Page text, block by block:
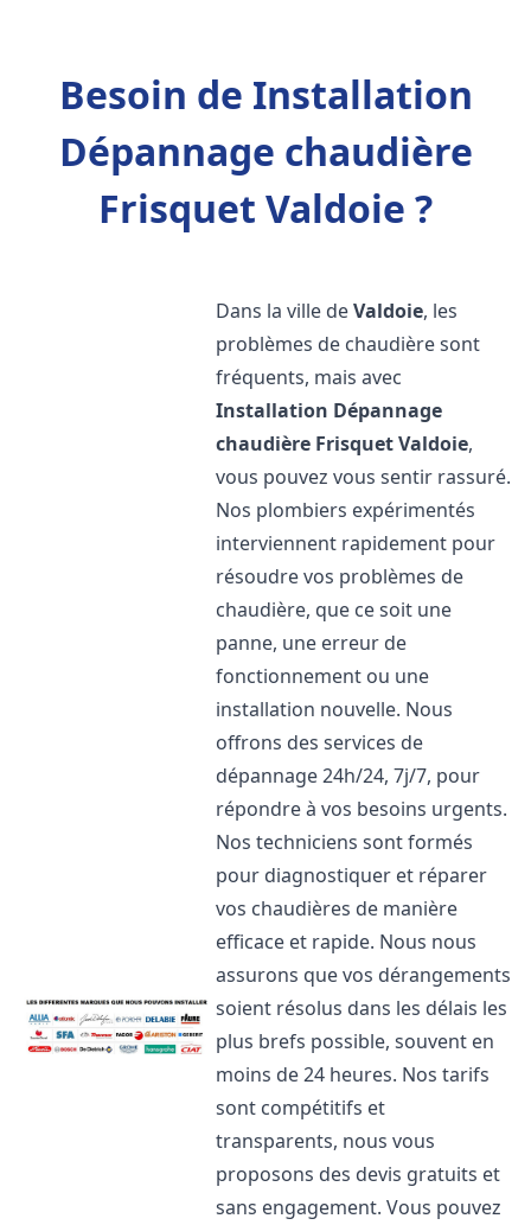
Besoin de Installation
Dépannage chaudière
Frisquet Valdoie ?
Dans la ville deValdoie, les
problèmes de chaudière sont
fréquents, mais avec
Installation Dépannage
chaudière FrisquetValdoie,
vous pouvez vous sentir rassuré.
Nos plombiers expérimentés
interviennent rapidement pour
résoudre vos problèmes de
chaudière, que ce soit une
panne, une erreur de
fonctionnement ou une
installation nouvelle. Nous
offrons des services de
dépannage 24h/24, 7j/7, pour
répondre à vos besoins urgents.
Nos techniciens sont formés
pour diagnostiquer et réparer
vos chaudières de manière
efficace et rapide. Nous nous
assurons que vos dérangements
soient résolus dans les délais les
plus brefs possible, souvent en
moins de 24 heures. Nos tarifs
sont compétitifs et
transparents, nous vous
proposons des devis gratuits et
sans engagement. Vous pouvez